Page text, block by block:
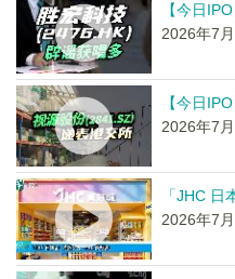
【今日
2026年7
【今日
2026年7
「JHC 日
2026年7